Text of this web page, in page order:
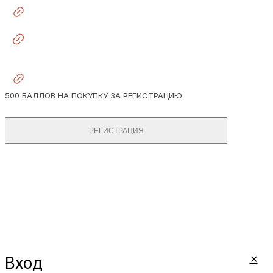
500 БАЛЛОВ НА ПОКУПКУ ЗА РЕГИСТРАЦИЮ
РЕГИСТРАЦИЯ
✕
Вход